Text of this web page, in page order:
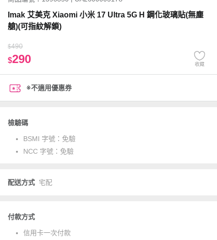
Imak 艾美克 Xiaomi 小米 17 Ultra 5G H 鋼化玻璃貼(無塵
艙)(可指紋解鎖)
$490
$290 收藏
※不適用優惠券
檢驗碼
BSMI 字號： 免驗
NCC 字號： 免驗
配送方式 宅配
付款方式
信用卡一次付款